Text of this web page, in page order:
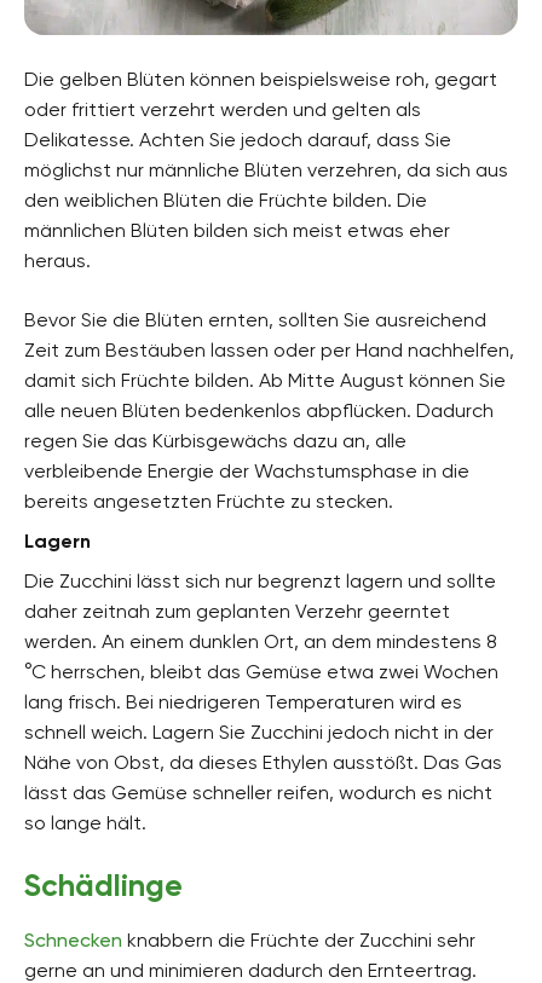
Die gelben Blüten können beispielsweise roh, gegart
oder frittiert verzehrt werden und gelten als
Delikatesse. Achten Sie jedoch darauf, dass Sie
möglichst nur männliche Blüten verzehren, da sich aus
den weiblichen Blüten die Früchte bilden. Die
männlichen Blüten bilden sich meist etwas eher
heraus.
Bevor Sie die Blüten ernten, sollten Sie ausreichend
Zeit zum Bestäuben lassen oder per Hand nachhelfen,
damit sich Früchte bilden. Ab Mitte August können Sie
alle neuen Blüten bedenkenlos abpflücken. Dadurch
regen Sie das Kürbisgewächs dazu an, alle
verbleibende Energie der Wachstumsphase in die
bereits angesetzten Früchte zu stecken.
Lagern
Die Zucchini lässt sich nur begrenzt lagern und sollte
daher zeitnah zum geplanten Verzehr geerntet
werden. An einem dunklen Ort, an dem mindestens 8
°C herrschen, bleibt das Gemüse etwa zwei Wochen
lang frisch. Bei niedrigeren Temperaturen wird es
schnell weich. Lagern Sie Zucchini jedoch nicht in der
Nähe von Obst, da dieses Ethylen ausstößt. Das Gas
lässt das Gemüse schneller reifen, wodurch es nicht
so lange hält.
Schädlinge
Schnecken knabbern die Früchte der Zucchini sehr
gerne an und minimieren dadurch den Ernteertrag.